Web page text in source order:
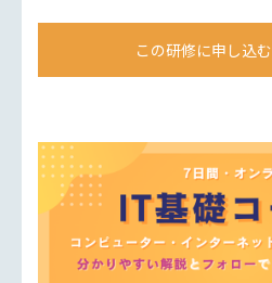
この研修に申し込む